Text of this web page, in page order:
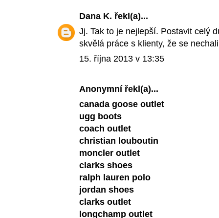
Dana K. řekl(a)...
Jj. Tak to je nejlepší. Postavit celý
skvělá práce s klienty, že se
15. října 2013 v 13:35
Anonymní řekl(a)...
canada goose outlet
ugg boots
coach outlet
christian louboutin
moncler outlet
clarks shoes
ralph lauren polo
jordan shoes
clarks outlet
longchamp outlet